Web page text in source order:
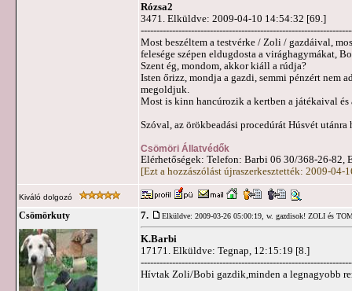
Rózsa2
3471. Elküldve: 2009-04-10 14:54:32 [69.]
Most beszéltem a testvérke / Zoli / gazdáival,
felesége szépen eldugdosta a virághagymákat,
Szent ég, mondom, akkor kiáll a rúdja?
Isten őrizz, mondja a gazdi, semmi pénzért nem
megoldjuk.
Most is kinn hancúrozik a kertben a játékaival és
Szóval, az örökbeadási procedúrát Húsvét utánra
Csömöri Állatvédők
Elérhetőségek: Telefon: Barbi 06 30/368-26-82,
[Ezt a hozzászólást újraszerkesztették: 2009-04-
Kiváló dolgozó
Csömörkuty 7. Elküldve: 2009-03-26 05:00:19, w. gazdisok! ZOLI és
K.Barbi
17171. Elküldve: Tegnap, 12:15:19 [8.]
Hívtak Zoli/Bobi gazdik,minden a legnagyobb